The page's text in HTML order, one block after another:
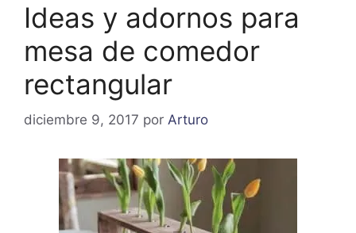
Ideas y adornos para
mesa de comedor
rectangular
diciembre 9, 2017 por Arturo